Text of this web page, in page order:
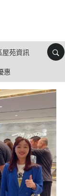
屋苑資訊
惠